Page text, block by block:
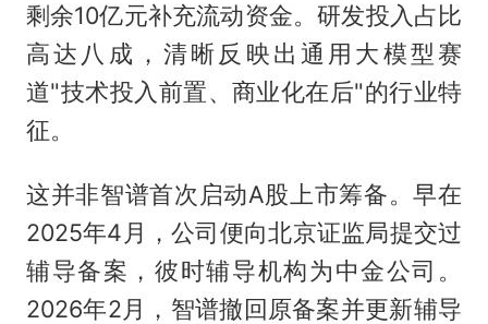
剩余10亿元补充流动资金。研发投入占比
高达八成，清晰反映出通用大模型赛
道"技术投入前置、商业化在后"的行业特
征。
这并非智谱首次启动A股上市筹备。早在
2025年4月，公司便向北京证监局提交过
辅导备案，彼时辅导机构为中金公司。
2026年2月，智谱撤回原备案并更新辅导